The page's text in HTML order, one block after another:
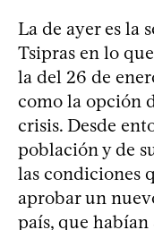
La de ayer es la
Tsipras en lo
la del 26 de
como la opción
crisis. Desde
población y de
las condiciones
aprobar un
país, que habían